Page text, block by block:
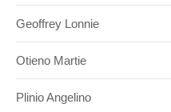
Geoffrey Lonnie
Otieno Martie
Plinio Angelino